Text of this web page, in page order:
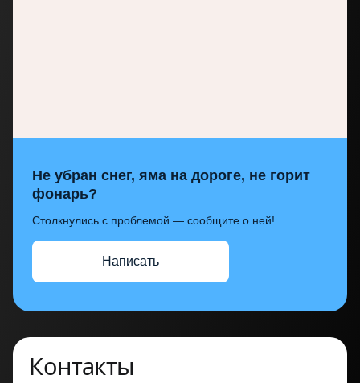
Не убран снег, яма на дороге, не горит
фонарь?
Столкнулись с проблемой — сообщите о ней!
Написать
Контакты